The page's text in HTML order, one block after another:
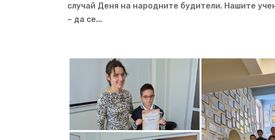
случай Деня на народните будители. Нашите
– да се...